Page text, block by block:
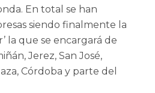
En total se han
siendo finalmente la
la que se encargará de
Jerez, San José,
Córdoba y parte del